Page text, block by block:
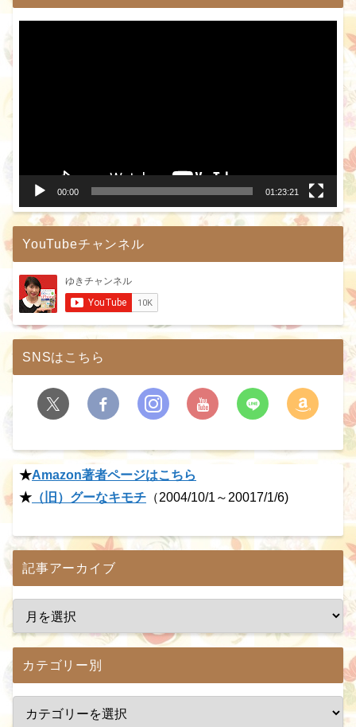
00:00 01:23:21
YouTubeチャンネル
SNSはこちら
★Amazon著者ページはこちら
★ （旧）グーなキモチ （2004/10/1～20017/1/6)
記事アーカイブ
カテゴリー別